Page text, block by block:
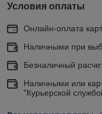
Условия оплаты
Онлайн-оплата
Наличными при
Безналичный
Наличными или
"Курьерской